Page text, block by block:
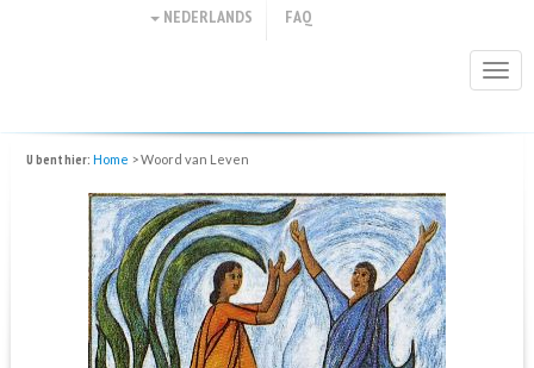
NEDERLANDS FAQ
U bent hier: Home >Woord van Leven